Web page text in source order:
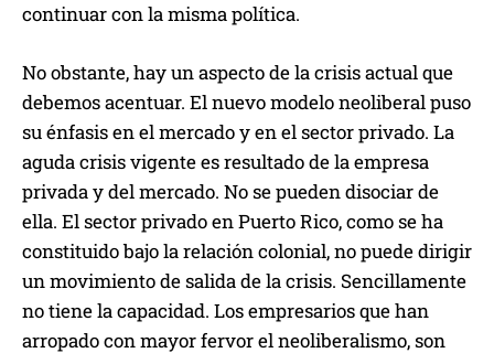
continuar con la misma política.
No obstante, hay un aspecto de la crisis actual que
debemos acentuar. El nuevo modelo neoliberal puso
su énfasis en el mercado y en el sector privado. La
aguda crisis vigente es resultado de la empresa
privada y del mercado. No se pueden disociar de
ella. El sector privado en Puerto Rico, como se ha
constituido bajo la relación colonial, no puede dirigir
un movimiento de salida de la crisis. Sencillamente
no tiene la capacidad. Los empresarios que han
arropado con mayor fervor el neoliberalismo, son